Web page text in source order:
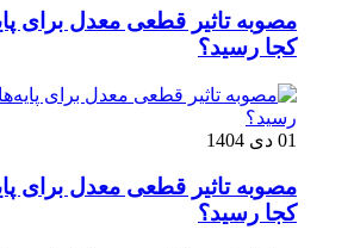
کجا رسید؟
01 دی 1404
کجا رسید؟